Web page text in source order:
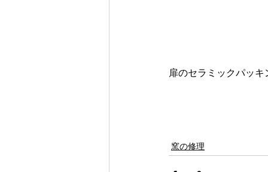
扉のセラミックパッキ
窯の修理